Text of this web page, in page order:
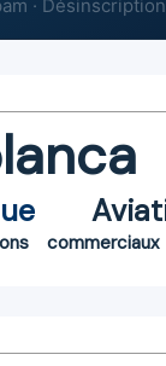
·
commerciaux